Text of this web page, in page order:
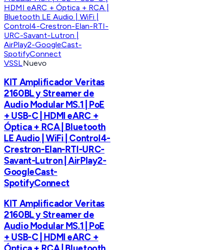
VSSLNuevo
KIT Amplificador Veritas
2160BL y Streamer de
Audio Modular MS.1 | PoE
+ USB-C | HDMI eARC +
Óptica + RCA | Bluetooth
LE Audio | WiFi | Control4-
Crestron-Elan-RTI-URC-
Savant-Lutron | AirPlay2-
GoogleCast-
SpotifyConnect
KIT Amplificador Veritas
2160BL y Streamer de
Audio Modular MS.1 | PoE
+ USB-C | HDMI eARC +